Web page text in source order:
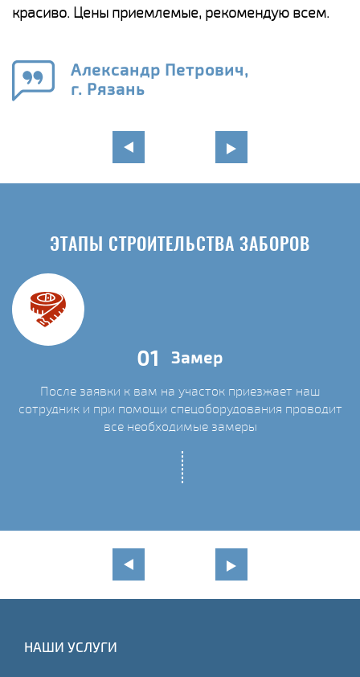
красиво. Цены приемлемые, рекомендую всем.
Александр Петрович,
г. Рязань
ЭТАПЫ СТРОИТЕЛЬСТВА ЗАБОРОВ
01 Замер
После заявки к вам на участок приезжает наш
сотрудник и при помощи спецоборудования проводит
все необходимые замеры
НАШИ УСЛУГИ